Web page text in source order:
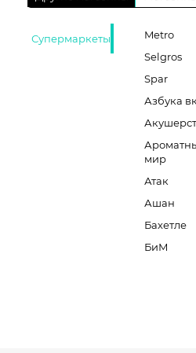
Супермаркеты
Metro
Selgros
Spar
Азбука
мир
Атак
Ашан
Бахетле
БиМ